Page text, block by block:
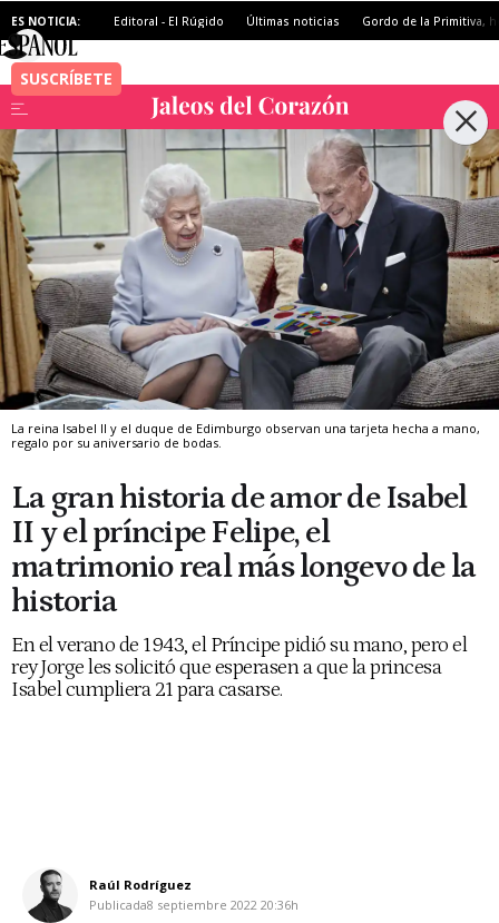
ES NOTICIA: Editoral - El Rúgido Últimas noticias Gordo de la Primitiva,
La reina Isabel II y el duque de Edimburgo observan una tarjeta hecha a mano,
regalo por su aniversario de bodas.
La gran historia de amor de Isabel
II y el príncipe Felipe, el
matrimonio real más longevo de la
historia
En el verano de 1943, el Príncipe pidió su mano, pero el
rey Jorge les solicitó que esperasen a que la princesa
Isabel cumpliera 21 para casarse.
Raúl Rodríguez
Publicada8 septiembre 2022 20:36h